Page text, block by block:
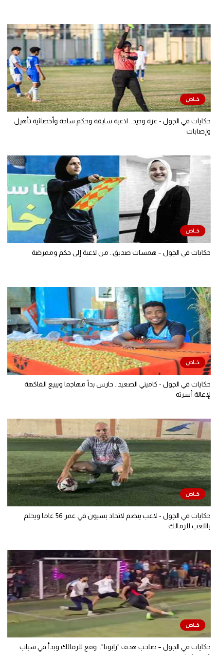
حكايات في الجول - عزة وحيد.. لاعبة سابقة وحكم ساحة وأخصائية تأهيل
وإصابات
حكايات في الجول – همسات صديق.. من لاعبة إلى حكم وممرضة
حكايات في الجول - كاميني الصعيد.. حارس بدأ مهاجما ويبيع الفاكهة
لإعالة أسرته
حكايات في الجول - لاعب ينضم لاتحاد بسيون في عمر 56 عاما ويحلم
باللعب للزمالك
حكايات في الجول – صاحب هدف "رابونا".. وقع للزمالك وبدأ في شباب